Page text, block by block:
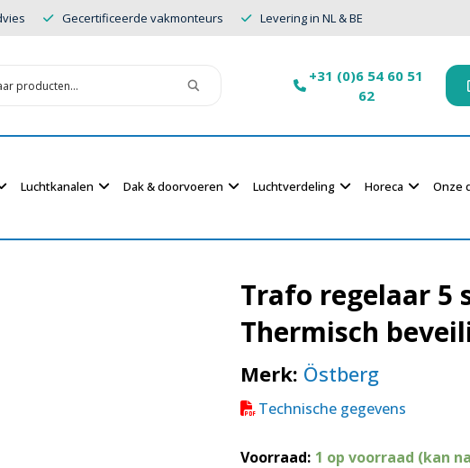
Gecertificeerde vakmonteurs Levering in NL & BE
+31 (0)6 54 60 51
62
Luchtkanalen Dak & doorvoeren Luchtverdeling Horeca Onze
Trafo regelaar 5
Thermisch
Merk: Östberg
Technische gegevens
Voorraad: 1 op voorraad (kan